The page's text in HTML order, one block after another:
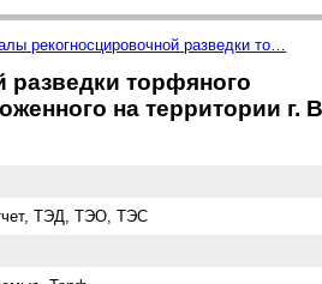
рекогносцировочной разведки то…
торфяного
на территории г.
ТЭД, ТЭО, ТЭС